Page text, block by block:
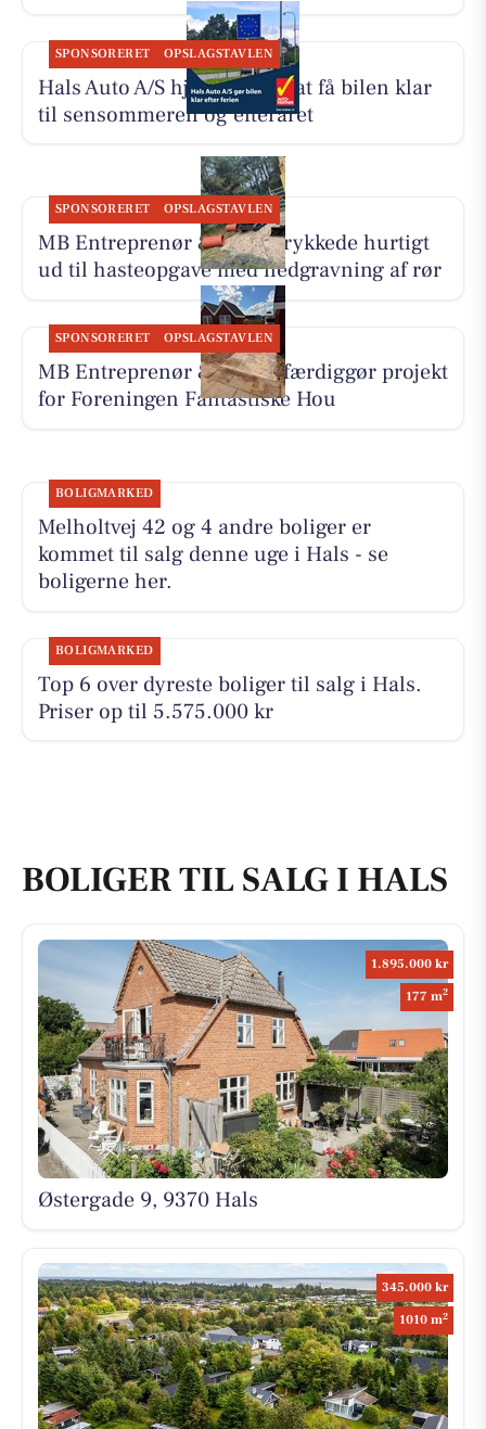
SPONSORERET OPSLAGSTAVLEN
Hals Auto A/S hjælper med at få bilen klar
til sensommeren og efteråret
SPONSORERET OPSLAGSTAVLEN
MB Entreprenør & Anlæg rykkede hurtigt
ud til hasteopgave med nedgravning af rør
SPONSORERET OPSLAGSTAVLEN
MB Entreprenør & Anlæg færdiggør projekt
for Foreningen Fantastiske Hou
BOLIGMARKED
Melholtvej 42 og 4 andre boliger er
kommet til salg denne uge i Hals - se
boligerne her.
BOLIGMARKED
Top 6 over dyreste boliger til salg i Hals.
Priser op til 5.575.000 kr
BOLIGER TIL SALG I HALS
1.895.000 kr
177 m2
Østergade 9, 9370 Hals
345.000 kr
1010 m2